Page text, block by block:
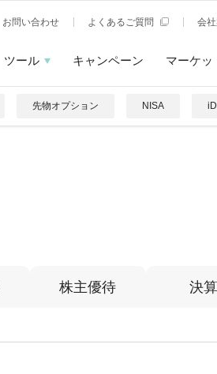
お問い合わせ よくあるご質問 会
ツール キャンペーン マーケッ
先物オプション NISA
株主優待 決算